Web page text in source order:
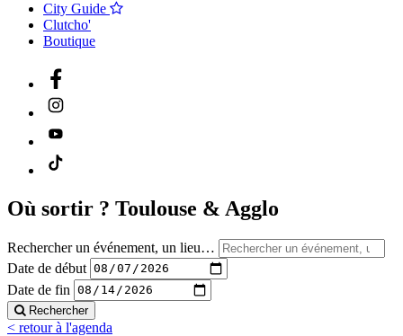
City Guide
Clutcho'
Boutique
Où sortir ? Toulouse & Agglo
Rechercher un événement, un lieu…
Date de début
Date de fin
Rechercher
< retour à l'agenda